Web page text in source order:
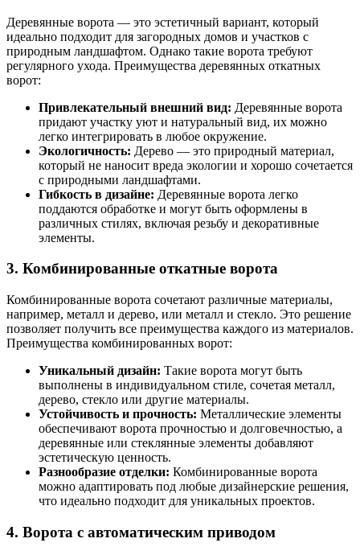
Деревянные ворота — это эстетичный вариант, который
идеально подходит для загородных домов и участков с
природным ландшафтом. Однако такие ворота требуют
регулярного ухода. Преимущества деревянных откатных
ворот:
Привлекательный внешний вид: Деревянные ворота
придают участку уют и натуральный вид, их можно
легко интегрировать в любое окружение.
Экологичность: Дерево — это природный материал,
который не наносит вреда экологии и хорошо сочетается
с природными ландшафтами.
Гибкость в дизайне: Деревянные ворота легко
поддаются обработке и могут быть оформлены в
различных стилях, включая резьбу и декоративные
элементы.
3. Комбинированные откатные ворота
Комбинированные ворота сочетают различные материалы,
например, металл и дерево, или металл и стекло. Это решение
позволяет получить все преимущества каждого из материалов.
Преимущества комбинированных ворот:
Уникальный дизайн: Такие ворота могут быть
выполнены в индивидуальном стиле, сочетая металл,
дерево, стекло или другие материалы.
Устойчивость и прочность: Металлические элементы
обеспечивают ворота прочностью и долговечностью, а
деревянные или стеклянные элементы добавляют
эстетическую ценность.
Разнообразие отделки: Комбинированные ворота
можно адаптировать под любые дизайнерские решения,
что идеально подходит для уникальных проектов.
4. Ворота с автоматическим приводом